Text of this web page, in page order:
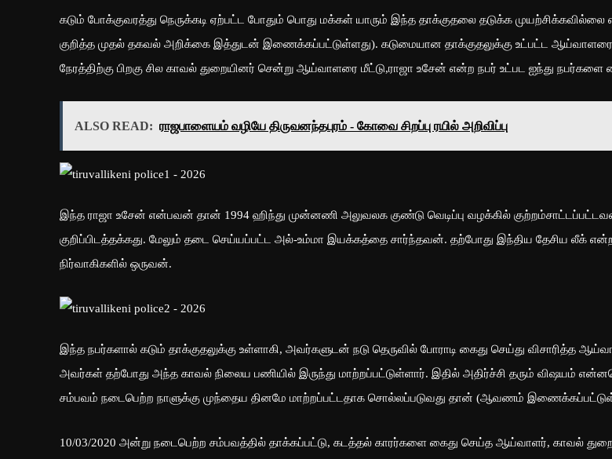
கடும் போக்குவரத்து நெருக்கடி ஏற்பட்ட போதும் பொது மக்கள் யாரும் இந்த தாக்குதலை தடுக்க
குறித்த முதல் தகவல் அறிக்கை இத்துடன் இணைக்கப்பட்டுள்ளது). கடுமையான தாக்குதலுக்கு உட்பட்ட
நேரத்திற்கு பிறகு சில காவல் துறையினர் சென்று ஆய்வாளரை மீட்டு,ராஜா உசேன் என்ற நபர் உட்பட ஐந்து
ALSO READ: ராஜபாளையம் வழியே திருவனந்தபுரம் - கோவை சிறப்பு ரயில் அறிவிப்பு
இந்த ராஜா உசேன் என்பவன் தான் 1994 ஹிந்து முன்னணி அலுவலக குண்டு வெடிப்பு வழக்கில்
குறிப்பிடத்தக்கது. மேலும் தடை செய்யப்பட்ட அல்-உம்மா இயக்கத்தை சார்ந்தவன். தற்போது இந்திய தேசிய லீக்
நிர்வாகிகளில் ஒருவன்.
இந்த நபர்களால் கடும் தாக்குதலுக்கு உள்ளாகி, அவர்களுடன் நடு தெருவில் போராடி கைது செய்து விசாரித்த
அவர்கள் தற்போது அந்த காவல் நிலைய பணியில் இருந்து மாற்றப்பட்டுள்ளார். இதில் அதிர்ச்சி தரும் விஷயம்
சம்பவம் நடைபெற்ற நாளுக்கு முந்தைய தினமே மாற்றப்பட்டதாக சொல்லப்படுவது தான் (ஆவணம்
10/03/2020 அன்று நடைபெற்ற சம்பவத்தில் தாக்கப்பட்டு, கடத்தல் காரர்களை கைது செய்த ஆய்வாளர், காவல்